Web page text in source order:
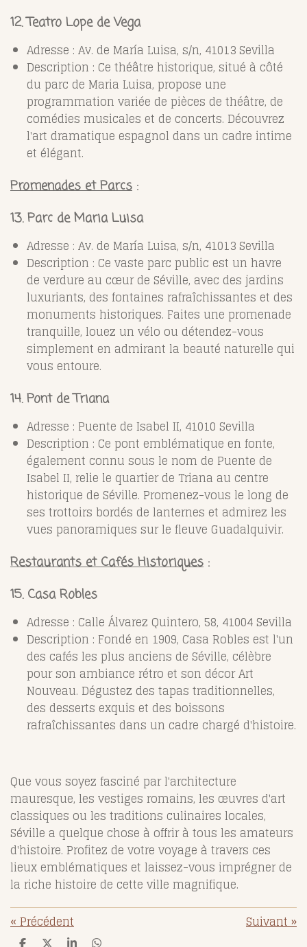
12. Teatro Lope de Vega
Adresse : Av. de María Luisa, s/n, 41013 Sevilla
Description : Ce théâtre historique, situé à côté
du parc de Maria Luisa, propose une
programmation variée de pièces de théâtre, de
comédies musicales et de concerts. Découvrez
l'art dramatique espagnol dans un cadre intime
et élégant.
Promenades et Parcs :
13. Parc de Maria Luisa
Adresse : Av. de María Luisa, s/n, 41013 Sevilla
Description : Ce vaste parc public est un havre
de verdure au cœur de Séville, avec des jardins
luxuriants, des fontaines rafraîchissantes et des
monuments historiques. Faites une promenade
tranquille, louez un vélo ou détendez-vous
simplement en admirant la beauté naturelle qui
vous entoure.
14. Pont de Triana
Adresse : Puente de Isabel II, 41010 Sevilla
Description : Ce pont emblématique en fonte,
également connu sous le nom de Puente de
Isabel II, relie le quartier de Triana au centre
historique de Séville. Promenez-vous le long de
ses trottoirs bordés de lanternes et admirez les
vues panoramiques sur le fleuve Guadalquivir.
Restaurants et Cafés Historiques :
15. Casa Robles
Adresse : Calle Álvarez Quintero, 58, 41004 Sevilla
Description : Fondé en 1909, Casa Robles est l'un
des cafés les plus anciens de Séville, célèbre
pour son ambiance rétro et son décor Art
Nouveau. Dégustez des tapas traditionnelles,
des desserts exquis et des boissons
rafraîchissantes dans un cadre chargé d'histoire.
Que vous soyez fasciné par l'architecture
mauresque, les vestiges romains, les œuvres d'art
classiques ou les traditions culinaires locales,
Séville a quelque chose à offrir à tous les amateurs
d'histoire. Profitez de votre voyage à travers ces
lieux emblématiques et laissez-vous imprégner de
la riche histoire de cette ville magnifique.
«Précédent Suivant»